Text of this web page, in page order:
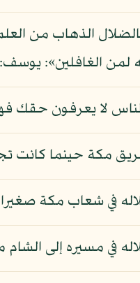
الغافلين»: يوسف: 3.
لا يعرفون حقك
طريق مكة حينما
في شعاب مكة
في مسيره إلى